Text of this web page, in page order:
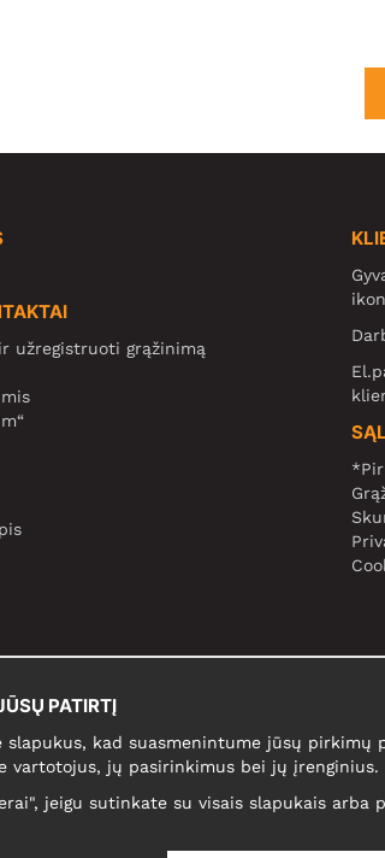
užregistruoti grąžinimą
PATIRTĮ
slapukus, kad suasmenintume jūsų
vartotojus, jų pasirinkimus bei jų įrenginius.
jeigu sutinkate su visais slapukais